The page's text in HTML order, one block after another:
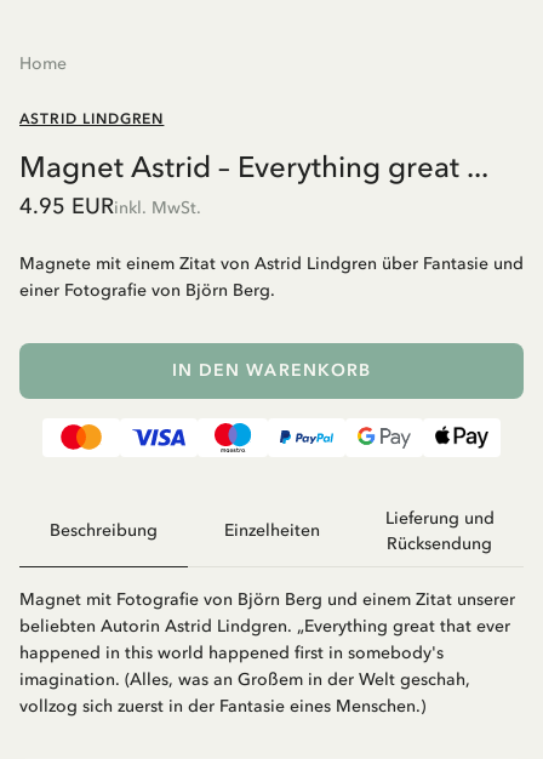
Home
ASTRID LINDGREN
Magnet Astrid – Everything great ...
4.95 EURinkl. MwSt.
Magnete mit einem Zitat von Astrid Lindgren über Fantasie und
einer Fotografie von Björn Berg.
IN DEN WARENKORB
Beschreibung Einzelheiten
Lieferung und
Rücksendung
Magnet mit Fotografie von Björn Berg und einem Zitat unserer
beliebten Autorin Astrid Lindgren. „Everything great that ever
happened in this world happened first in somebody's
imagination. (Alles, was an Großem in der Welt geschah,
vollzog sich zuerst in der Fantasie eines Menschen.)